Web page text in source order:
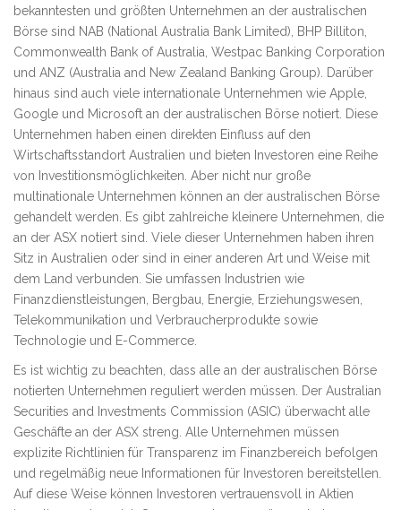
bekanntesten und größten Unternehmen an der australischen
Börse sind NAB (National Australia Bank Limited), BHP Billiton,
Commonwealth Bank of Australia, Westpac Banking Corporation
und ANZ (Australia and New Zealand Banking Group). Darüber
hinaus sind auch viele internationale Unternehmen wie Apple,
Google und Microsoft an der australischen Börse notiert. Diese
Unternehmen haben einen direkten Einfluss auf den
Wirtschaftsstandort Australien und bieten Investoren eine Reihe
von Investitionsmöglichkeiten. Aber nicht nur große
multinationale Unternehmen können an der australischen Börse
gehandelt werden. Es gibt zahlreiche kleinere Unternehmen, die
an der ASX notiert sind. Viele dieser Unternehmen haben ihren
Sitz in Australien oder sind in einer anderen Art und Weise mit
dem Land verbunden. Sie umfassen Industrien wie
Finanzdienstleistungen, Bergbau, Energie, Erziehungswesen,
Telekommunikation und Verbraucherprodukte sowie
Technologie und E-Commerce.
Es ist wichtig zu beachten, dass alle an der australischen Börse
notierten Unternehmen reguliert werden müssen. Der Australian
Securities and Investments Commission (ASIC) überwacht alle
Geschäfte an der ASX streng. Alle Unternehmen müssen
explizite Richtlinien für Transparenz im Finanzbereich befolgen
und regelmäßig neue Informationen für Investoren bereitstellen.
Auf diese Weise können Investoren vertrauensvoll in Aktien